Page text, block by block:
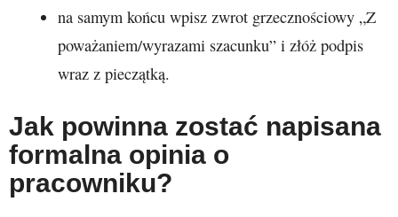
na samym końcu wpisz zwrot grzecznościowy „Z
poważaniem/wyrazami szacunku” i złóż podpis
wraz z pieczątką.
Jak powinna zostać napisana
formalna opinia o
pracowniku?